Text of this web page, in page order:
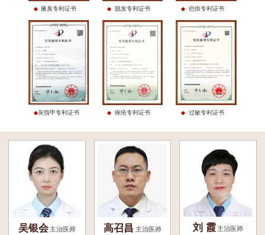
腋臭专利证书 脱发专利证书 疤痕专利证书
灰指甲专利证书 痤疮专利证书 过敏专利证书
吴银会 主治医师 高召昌 主治医师 刘 霞 主治医师